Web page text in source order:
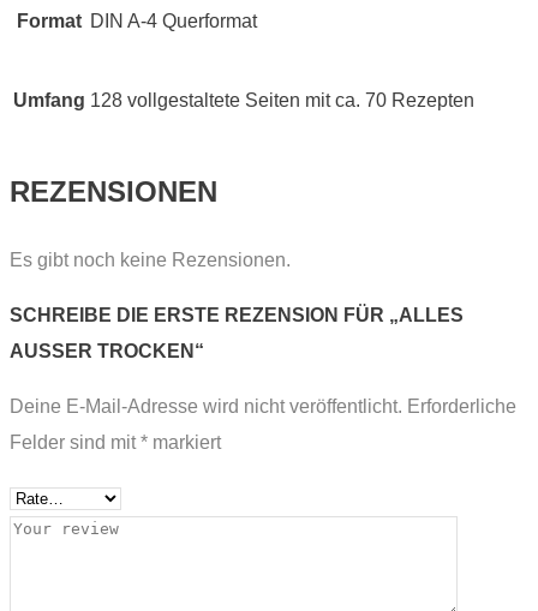
Format DIN A-4 Querformat
Umfang 128 vollgestaltete Seiten mit ca. 70 Rezepten
REZENSIONEN
Es gibt noch keine Rezensionen.
SCHREIBE DIE ERSTE REZENSION FÜR „ALLES
AUSSER TROCKEN“
Deine E-Mail-Adresse wird nicht veröffentlicht. Erforderliche
Felder sind mit* markiert